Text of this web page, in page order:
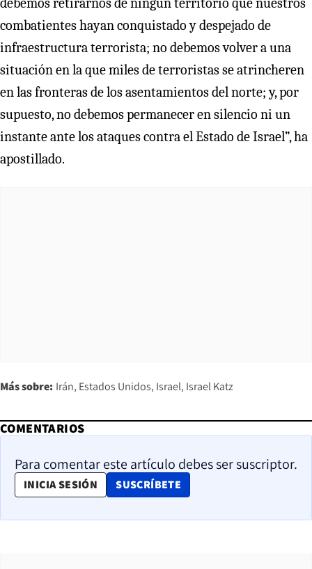
combatientes hayan conquistado y despejado de
infraestructura terrorista; no debemos volver a una
situación en la que miles de terroristas se atrincheren
en las fronteras de los asentamientos del norte; y, por
supuesto, no debemos permanecer en silencio ni un
instante ante los ataques contra el Estado de Israel”, ha
apostillado.
Más sobre: Irán Estados Unidos Israel Israel Katz
COMENTARIOS
Para comentar este artículo debes ser suscriptor.
INICIA SESIÓN SUSCRÍBETE
OPENS IN NEW WINDOW